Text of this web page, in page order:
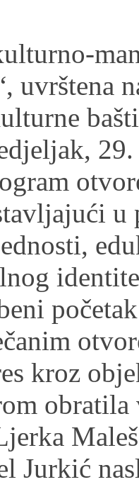
uvrštena
kroz
obratila
Jurkić